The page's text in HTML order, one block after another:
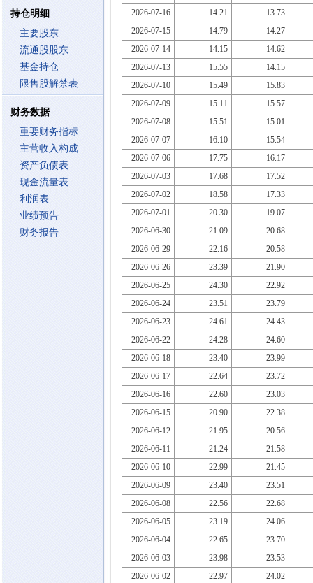
持仓明细
主要股东
流通股股东
基金持仓
限售股解禁表
财务数据
重要财务指标
主营收入构成
资产负债表
现金流量表
利润表
业绩预告
财务报告
2026-07-16
14.21
13.73
2026-07-15
14.79
14.27
2026-07-14
14.15
14.62
2026-07-13
15.55
14.15
2026-07-10
15.49
15.83
2026-07-09
15.11
15.57
2026-07-08
15.51
15.01
2026-07-07
16.10
15.54
2026-07-06
17.75
16.17
2026-07-03
17.68
17.52
2026-07-02
18.58
17.33
2026-07-01
20.30
19.07
2026-06-30
21.09
20.68
2026-06-29
22.16
20.58
2026-06-26
23.39
21.90
2026-06-25
24.30
22.92
2026-06-24
23.51
23.79
2026-06-23
24.61
24.43
2026-06-22
24.28
24.60
2026-06-18
23.40
23.99
2026-06-17
22.64
23.72
2026-06-16
22.60
23.03
2026-06-15
20.90
22.38
2026-06-12
21.95
20.56
2026-06-11
21.24
21.58
2026-06-10
22.99
21.45
2026-06-09
23.40
23.51
2026-06-08
22.56
22.68
2026-06-05
23.19
24.06
2026-06-04
22.65
23.70
2026-06-03
23.98
23.53
2026-06-02
22.97
24.02